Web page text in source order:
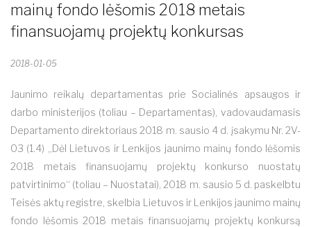
mainų fondo lėšomis 2018 metais
finansuojamų projektų konkursas
2018-01-05
Jaunimo reikalų departamentas prie Socialinės apsaugos ir
darbo ministerijos (toliau – Departamentas), vadovaudamasis
Departamento direktoriaus 2018 m. sausio 4 d. įsakymu Nr. 2V-
03 (1.4) „Dėl Lietuvos ir Lenkijos jaunimo mainų fondo lėšomis
2018 metais finansuojamų projektų konkurso nuostatų
patvirtinimo“ (toliau – Nuostatai), 2018 m. sausio 5 d. paskelbtu
Teisės aktų registre, skelbia Lietuvos ir Lenkijos jaunimo mainų
fondo lėšomis 2018 metais finansuojamų projektų konkursą